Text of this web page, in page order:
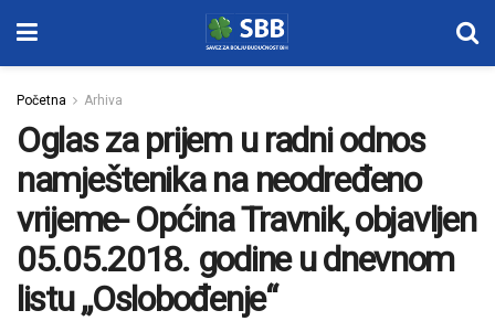
Početna Arhiva
Oglas za prijem u radni odnos
namještenika na neodređeno
vrijeme- Općina Travnik, objavljen
05.05.2018. godine u dnevnom
listu „Oslobođenje“